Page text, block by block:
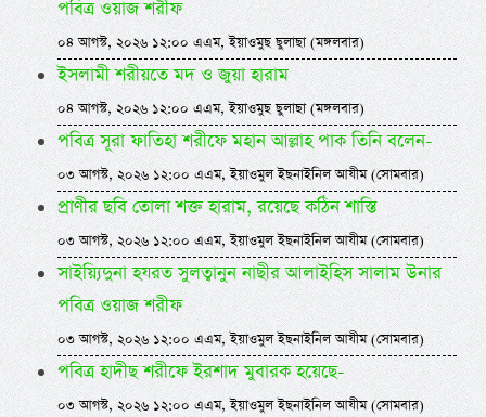
পবিত্র ওয়াজ শরীফ
০৪ আগস্ট, ২০২৬ ১২:০০ এএম, ইয়াওমুছ ছুলাছা (মঙ্গলবার)
ইসলামী শরীয়তে মদ ও জুয়া হারাম
০৪ আগস্ট, ২০২৬ ১২:০০ এএম, ইয়াওমুছ ছুলাছা (মঙ্গলবার)
পবিত্র সূরা ফাতিহা শরীফে মহান আল্লাহ পাক তিনি বলেন-
০৩ আগস্ট, ২০২৬ ১২:০০ এএম, ইয়াওমুল ইছনাইনিল আযীম (সোমবার)
প্রাণীর ছবি তোলা শক্ত হারাম, রয়েছে কঠিন শাস্তি
০৩ আগস্ট, ২০২৬ ১২:০০ এএম, ইয়াওমুল ইছনাইনিল আযীম (সোমবার)
সাইয়্যিদুনা হযরত সুলত্বানুন নাছীর আলাইহিস সালাম উনার
পবিত্র ওয়াজ শরীফ
০৩ আগস্ট, ২০২৬ ১২:০০ এএম, ইয়াওমুল ইছনাইনিল আযীম (সোমবার)
পবিত্র হাদীছ শরীফে ইরশাদ মুবারক হয়েছে-
০৩ আগস্ট, ২০২৬ ১২:০০ এএম, ইয়াওমুল ইছনাইনিল আযীম (সোমবার)